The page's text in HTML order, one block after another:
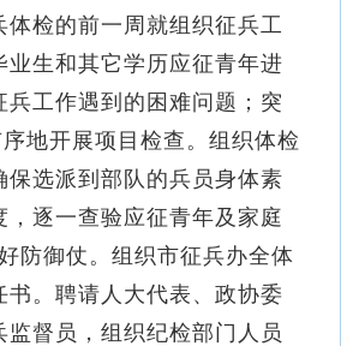
检的前一周就组织征兵工
生和其它学历应征青年进
工作遇到的困难问题；突
地开展项目检查。组织体检
选派到部队的兵员身体素
逐一查验应征青年及家庭
防御仗。组织市征兵办全体
。聘请人大代表、政协委
督员，组织纪检部门人员